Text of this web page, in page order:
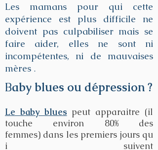
Les mamans pour qui cette
expérience est plus difficile ne
doivent pas culpabiliser mais se
faire aider, elles ne sont ni
incompétentes, ni de mauvaises
mères .
Baby blues ou dépression ?
Le baby blues peut apparaitre (il
touche environ 80% des
femmes) dans les premiers jours qu
i suivent